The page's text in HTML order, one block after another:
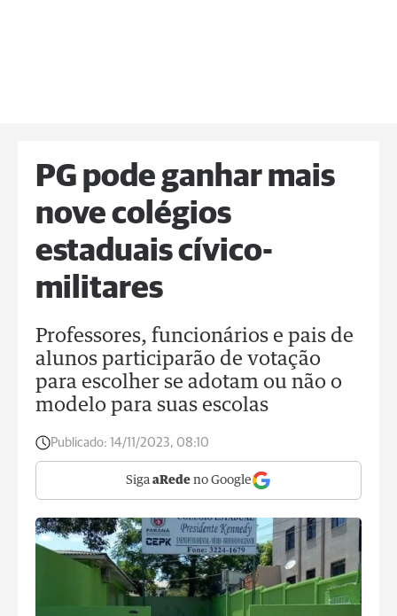
PG pode ganhar mais
nove colégios
estaduais cívico-
militares
Professores, funcionários e pais de
alunos participarão de votação
para escolher se adotam ou não o
modelo para suas escolas
Publicado: 14/11/2023, 08:10
Siga aRede no Google